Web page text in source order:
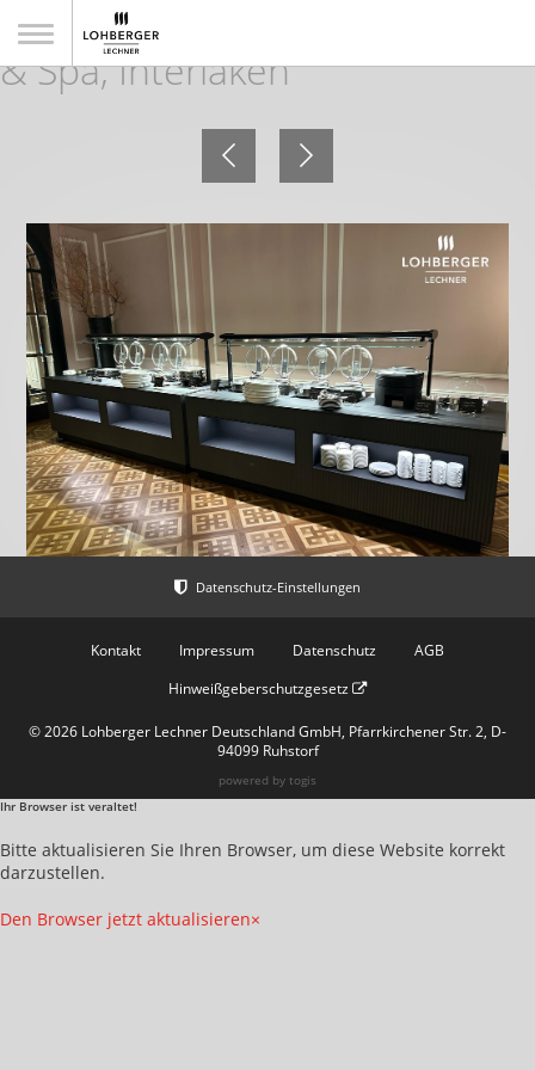
Victoria-Jungfrau Grand Hotel
& Spa, Interlaken
Kontakt Impressum Datenschutz
AGB
Hinweißgeberschutzgesetz
© 2026 Lohberger Lechner Deutschland GmbH, Pfarrkirchener Str. 2, D-
94099 Ruhstorf
powered by togis
Ihr Browser ist veraltet!
Bitte aktualisieren Sie Ihren Browser, um diese Website korrekt
darzustellen.
Den Browser jetzt aktualisieren×